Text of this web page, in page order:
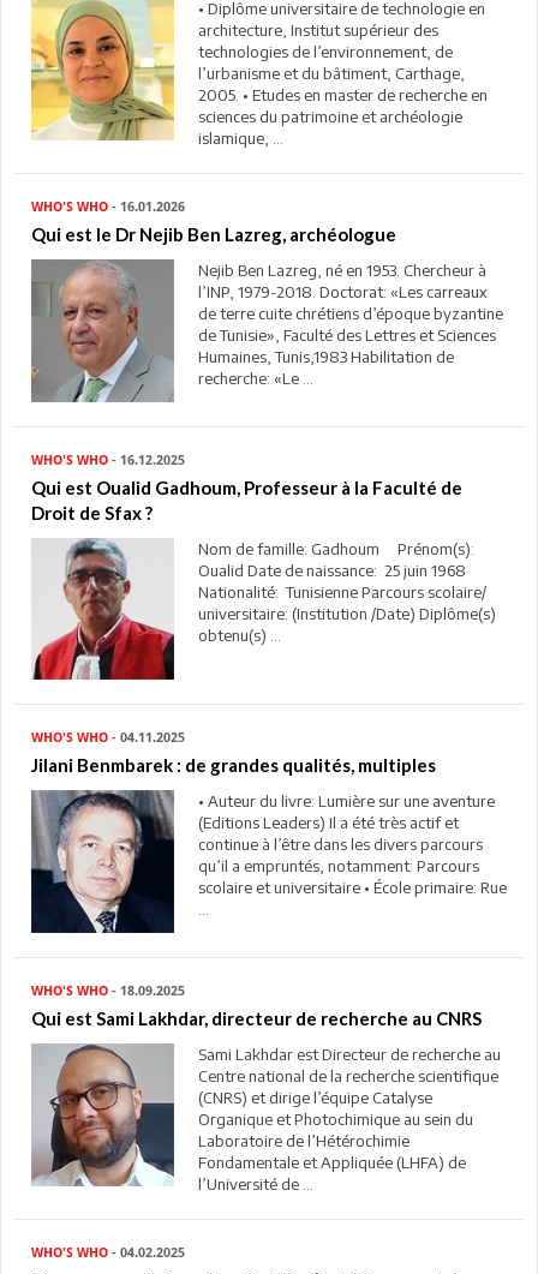
• Diplôme universitaire de technologie en
architecture, Institut supérieur des
technologies de l’environnement, de
l’urbanisme et du bâtiment, Carthage,
2005. • Etudes en master de recherche en
sciences du patrimoine et archéologie
islamique, ...
WHO'S WHO - 16.01.2026
Qui est le Dr Nejib Ben Lazreg, archéologue
Nejib Ben Lazreg, né en 1953. Chercheur à
l’INP, 1979-2018. Doctorat: «Les carreaux
de terre cuite chrétiens d’époque byzantine
de Tunisie», Faculté des Lettres et Sciences
Humaines, Tunis,1983 Habilitation de
recherche: «Le ...
WHO'S WHO - 16.12.2025
Qui est Oualid Gadhoum, Professeur à la Faculté de
Droit de Sfax ?
Nom de famille: Gadhoum Prénom(s):
Oualid Date de naissance: 25 juin 1968
Nationalité: Tunisienne Parcours scolaire/
universitaire: (Institution /Date) Diplôme(s)
obtenu(s) ...
WHO'S WHO - 04.11.2025
Jilani Benmbarek : de grandes qualités, multiples
• Auteur du livre: Lumière sur une aventure
(Editions Leaders) Il a été très actif et
continue à l’être dans les divers parcours
qu’il a empruntés, notamment: Parcours
scolaire et universitaire • École primaire: Rue
...
WHO'S WHO - 18.09.2025
Qui est Sami Lakhdar, directeur de recherche au CNRS
Sami Lakhdar est Directeur de recherche au
Centre national de la recherche scientifique
(CNRS) et dirige l’équipe Catalyse
Organique et Photochimique au sein du
Laboratoire de l’Hétérochimie
Fondamentale et Appliquée (LHFA) de
l’Université de ...
WHO'S WHO - 04.02.2025